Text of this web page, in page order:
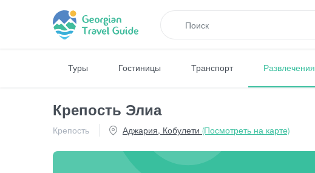
Туры Гостиницы Транспорт Развлечения
Крепость Элиа
Крепость Аджария, Кобулети (Посмотреть на карте)